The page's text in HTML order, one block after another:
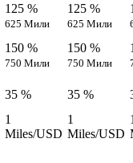
125 %
625 Мили
125 %
625 Мили
150 %
750 Мили
150 %
750 Мили
35 % 35 %
1
Miles/USD
1
Miles/USD